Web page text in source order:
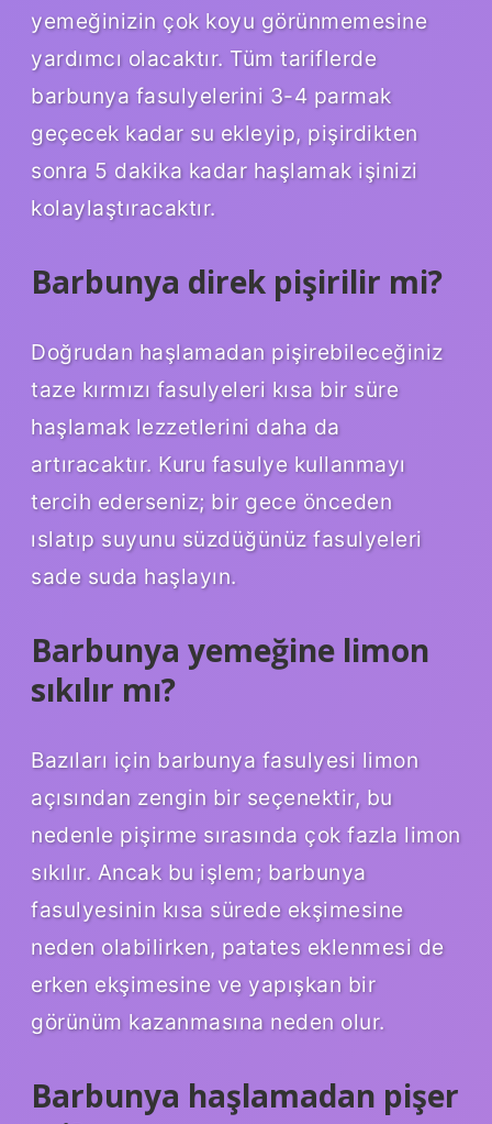
yemeğinizin çok koyu görünmemesine
yardımcı olacaktır. Tüm tariflerde
barbunya fasulyelerini 3-4 parmak
geçecek kadar su ekleyip, pişirdikten
sonra 5 dakika kadar haşlamak işinizi
kolaylaştıracaktır.
Barbunya direk pişirilir mi?
Doğrudan haşlamadan pişirebileceğiniz
taze kırmızı fasulyeleri kısa bir süre
haşlamak lezzetlerini daha da
artıracaktır. Kuru fasulye kullanmayı
tercih ederseniz; bir gece önceden
ıslatıp suyunu süzdüğünüz fasulyeleri
sade suda haşlayın.
Barbunya yemeğine limon
sıkılır mı?
Bazıları için barbunya fasulyesi limon
açısından zengin bir seçenektir, bu
nedenle pişirme sırasında çok fazla limon
sıkılır. Ancak bu işlem; barbunya
fasulyesinin kısa sürede ekşimesine
neden olabilirken, patates eklenmesi de
erken ekşimesine ve yapışkan bir
görünüm kazanmasına neden olur.
Barbunya haşlamadan pişer